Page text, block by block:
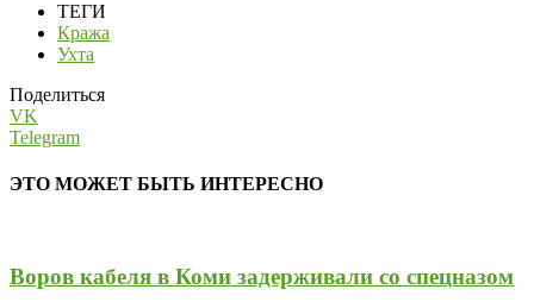
ТЕГИ
Кража
Ухта
Поделиться
VK
Telegram
ЭТО МОЖЕТ БЫТЬ ИНТЕРЕСНО
Воров кабеля в Коми задерживали со спецназом